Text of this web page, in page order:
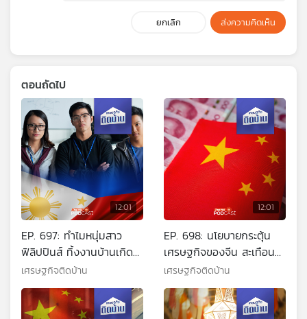
ยกเลิก ส่งความคิดเห็น
ตอนถัดไป
12:01
EP. 697: ทำไมหนุ่มสาว
ฟิลิปปินส์ ทิ้งงานบ้านเกิด
แต่เลือกไปทำงานต่างแดน
เศรษฐกิจติดบ้าน
12:01
EP. 698: นโยบายกระตุ้น
เศรษฐกิจของจีน สะเทือน
สะท้อนถึงเศรษฐกิจไทย
เศรษฐกิจติดบ้าน